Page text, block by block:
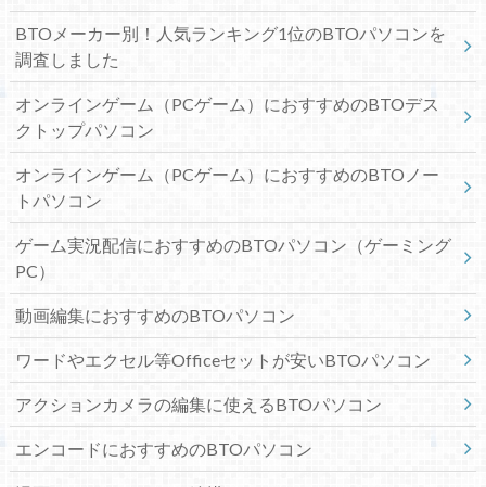
BTOメーカー別！人気ランキング1位のBTOパソコンを
調査しました
オンラインゲーム（PCゲーム）におすすめのBTOデス
クトップパソコン
オンラインゲーム（PCゲーム）におすすめのBTOノー
トパソコン
ゲーム実況配信におすすめのBTOパソコン（ゲーミング
PC）
動画編集におすすめのBTOパソコン
ワードやエクセル等Officeセットが安いBTOパソコン
アクションカメラの編集に使えるBTOパソコン
エンコードにおすすめのBTOパソコン